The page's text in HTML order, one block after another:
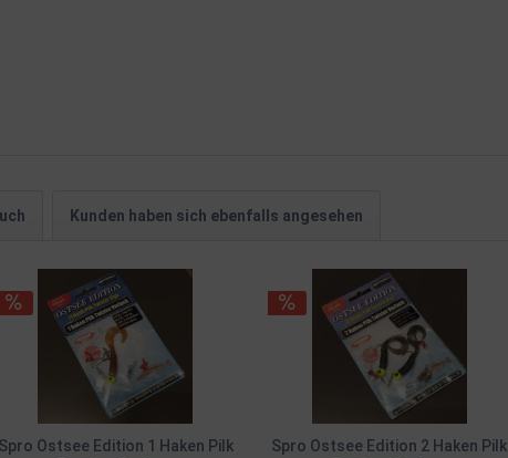
Kunden haben sich ebenfalls angesehen
Spro Ostsee Edition 1 Haken Pilk
Spro Ostsee Edition 2 Haken Pilk